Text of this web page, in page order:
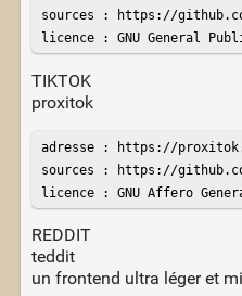
sources : https://
licence : GNU General
TIKTOK
proxitok
adresse : https://
sources : https://
licence : GNU Affero
REDDIT
teddit
un frontend ultra léger et